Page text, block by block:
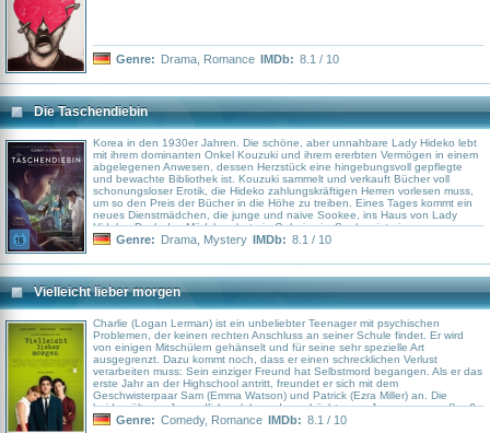
Genre: Drama Romance IMDb: 8.1 / 10
Die Taschendiebin
Korea in den 1930er Jahren. Die schöne, aber unnahbare Lady Hideko lebt
mit ihrem dominanten Onkel Kouzuki und ihrem ererbten Vermögen in einem
abgelegenen Anwesen, dessen Herzstück eine hingebungsvoll gepflegte
und bewachte Bibliothek ist. Kouzuki sammelt und verkauft Bücher voll
schonungsloser Erotik, die Hideko zahlungskräftigen Herren vorlesen muss,
um so den Preis der Bücher in die Höhe zu treiben. Eines Tages kommt ein
neues Dienstmädchen, die junge und naive Sookee, ins Haus von Lady
Hideko. Doch das Mädchen hat ein Geheimnis: Sookee ist eine
Taschendiebin und Betrügerin, engagiert, um Hideko dem gerissenen Grafen
bringen will. Doch zwischen den beiden jungen Frauen entwickelt sich etwas
Unerwartetes: ein ganz eigenes Begehren, eine ungeahnte Zuneigung, die
die Karten der Macht neu verteilt.
Genre: Drama Mystery IMDb: 8.1 / 10
Vielleicht lieber morgen
Charlie (Logan Lerman) ist ein unbeliebter Teenager mit psychischen
Problemen, der keinen rechten Anschluss an seiner Schule findet. Er wird
von einigen Mitschülern gehänselt und für seine sehr spezielle Art
ausgegrenzt. Dazu kommt noch, dass er einen schrecklichen Verlust
verarbeiten muss: Sein einziger Freund hat Selbstmord begangen. Als er das
erste Jahr an der Highschool antritt, freundet er sich mit dem
Geschwisterpaar Sam (Emma Watson) und Patrick (Ezra Miller) an. Die
beiden älteren Jugendlichen lehren den schüchternen Jungen neuen Spaß
am Leben, wecken in Charlie aber auch die Erinnerung an sein verdrängtes
Genre: Comedy, Romance IMDb: 8.1 / 10